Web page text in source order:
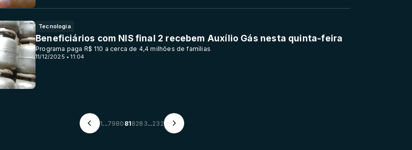
Tecnologia
11/12/2025 • 11:04
Beneficiários com NIS final 2 recebem Auxílio Gás nesta quinta-feira
Programa paga R$ 110 a cerca de 4,4 milhões de famílias
1...7980 818283...232